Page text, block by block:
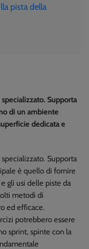
pista della
Supporta
di un ambiente
dedicata e
Supporta
è quello di fornire
gli usi delle piste da
metodi di
ed efficace.
potrebbero essere
sprint, spinte con la